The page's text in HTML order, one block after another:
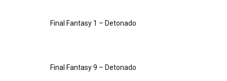
Final Fantasy 1 – Detonado
Final Fantasy 9 – Detonado